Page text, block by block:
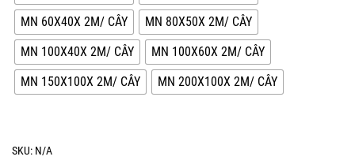
MN 60X40X 2M/ CÂY
MN 80X50X 2M/ CÂY
MN 100X40X 2M/ CÂY
MN 100X60X 2M/ CÂY
MN 150X100X 2M/ CÂY
MN 200X100X 2M/ CÂY
SKU: N/A